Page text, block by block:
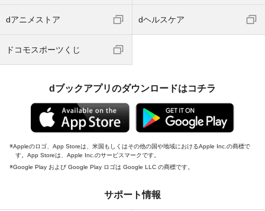
dアニメストア dヘルスケア
ドコモスポーツくじ
dブックアプリのダウンロードはコチラ
Appleのロゴ、App Storeは、米国もしくはその他の国や地域におけるApple Inc.の商標で
す。App Storeは、Apple Inc.のサービスマークです。
Google Play および Google Play ロゴは Google LLC の商標です。
サポート情報